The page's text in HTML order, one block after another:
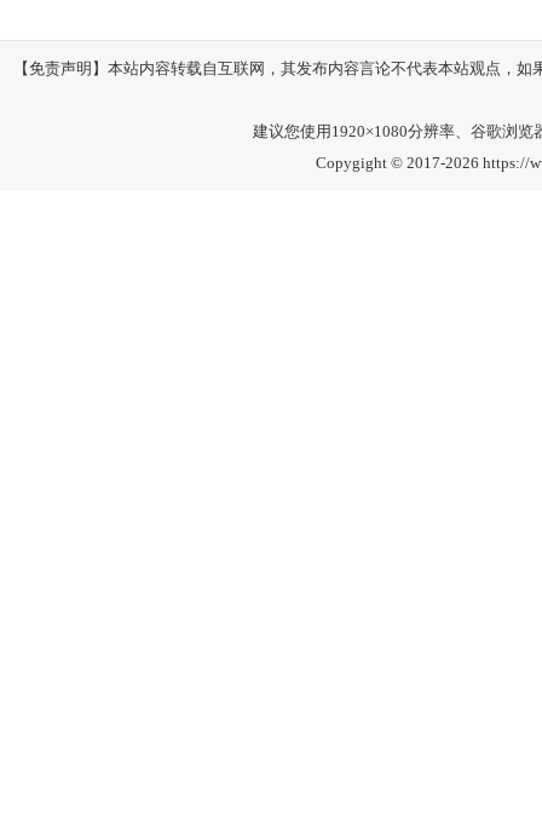
【免责声明】本站内容转载自互联网，其发布内容言论不代表本站观点，
建议您使用1920×1080分辨率、谷歌浏览
Copygight © 2017-2026 https://